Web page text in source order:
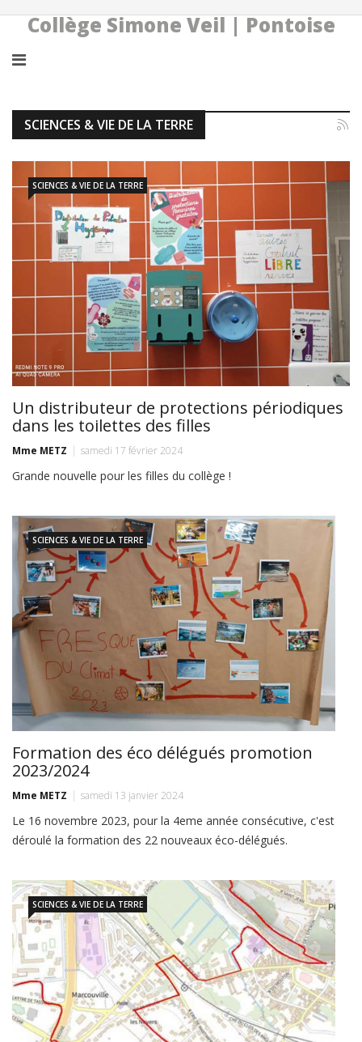
Collège Simone Veil | Pontoise
SCIENCES & VIE DE LA TERRE
SCIENCES & VIE DE LA TERRE
Un distributeur de protections périodiques
dans les toilettes des filles
Mme METZ samedi 17 février 2024
Grande nouvelle pour les filles du collège !
SCIENCES & VIE DE LA TERRE
Formation des éco délégués promotion
2023/2024
Mme METZ samedi 13 janvier 2024
Le 16 novembre 2023, pour la 4eme année consécutive, c'est
déroulé la formation des 22 nouveaux éco-délégués.
SCIENCES & VIE DE LA TERRE